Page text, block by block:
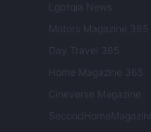
Lgbtqia News
Motors Magazine 365
Day Travel 365
Home Magazine 365
Cineverse Magazine
SecondHomeMagazine